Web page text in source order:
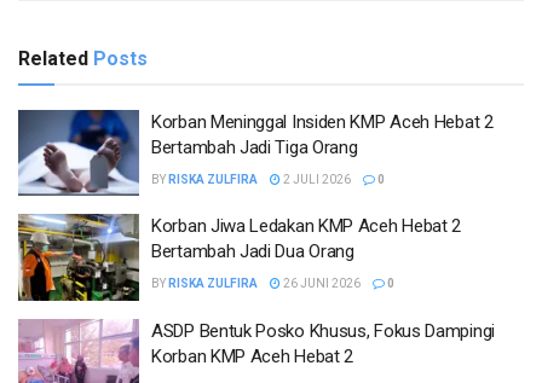
Related Posts
Korban Meninggal Insiden KMP Aceh Hebat 2
Bertambah Jadi Tiga Orang
BY RISKA ZULFIRA 2 JULI 2026 0
Korban Jiwa Ledakan KMP Aceh Hebat 2
Bertambah Jadi Dua Orang
BY RISKA ZULFIRA 26 JUNI 2026 0
ASDP Bentuk Posko Khusus, Fokus Dampingi
Korban KMP Aceh Hebat 2